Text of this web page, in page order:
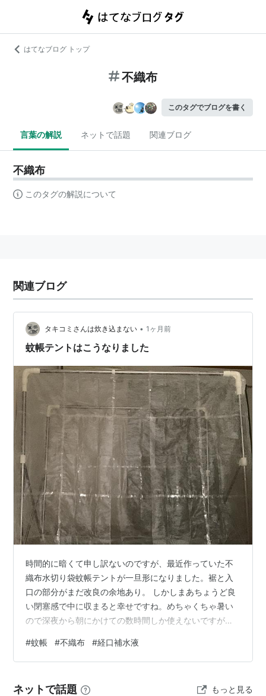
はてなブログ トップ
不織布
このタグでブログを書く
言葉の解説 ネットで話題 関連ブログ
不織布
このタグの解説について
関連ブログ
タキコミさんは炊き込まない • 1ヶ月前
蚊帳テントはこうなりました
時間的に暗くて申し訳ないのですが、最近作っていた不
織布水切り袋蚊帳テントが一旦形になりました。裾と入
口の部分がまだ改良の余地あり。 しかしまあちょうど良
い閉塞感で中に収まると幸せですね。めちゃくちゃ暑い
ので深夜から朝にかけての数時間しか使えないですが
り一帯の蚊を誰かが退治したのかと思うくらいですよ。
なのでコレが蚊帳として機能するかどうかが確認できて
方からゴソゴソしていることが多い生活なので涼しい時
#蚊帳 #不織布 #経口補水液
ネットで話題 もっと見る